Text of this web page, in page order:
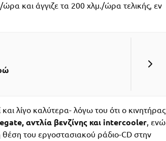
και άγγιζε τα 200 χλμ./ώρα τελικής, εν
και λίγο καλύτερα- λόγω του ότι ο κινητήρας
αντλία βενζίνης και intercooler, ενώ
του εργοστασιακού ράδιο-CD στην